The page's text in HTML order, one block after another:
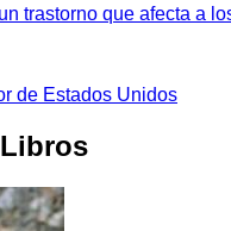
trastorno que afecta a
de Estados Unidos